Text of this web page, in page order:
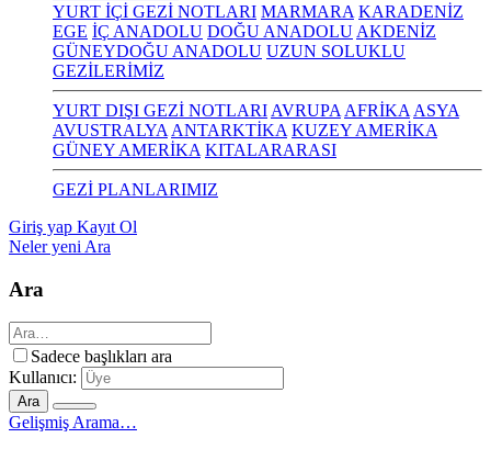
YURT İÇİ GEZİ NOTLARI MARMARA KARADENİZ
EGE İÇ ANADOLU DOĞU ANADOLU AKDENİZ
GÜNEYDOĞU ANADOLU UZUN SOLUKLU
GEZİLERİMİZ
YURT DIŞI GEZİ NOTLARI AVRUPA AFRİKA ASYA
AVUSTRALYA ANTARKTİKA KUZEY AMERİKA
GÜNEY AMERİKA KITALARARASI
GEZİ PLANLARIMIZ
Giriş yap Kayıt Ol
Neler yeni Ara
Ara
Sadece başlıkları ara
Kullanıcı:
Ara
Gelişmiş Arama…